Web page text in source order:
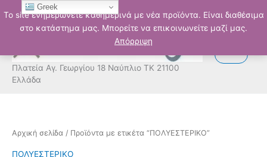
Το site ενημερώνετε καθημερινά με νέα προϊόντα. Είναι διαθέσιμα
στο κατάστημα μας. Μπορείτε να επικοινωνείτε μαζί μας.
Απόρριψη
Μετάβαση
στο
περιεχόμενο
Πλατεία Αγ. Γεωργίου 18 Ναύπλιο ΤΚ 21100
Ελλάδα
Αρχική σελίδα / Προϊόντα με ετικέτα “ΠΟΛΥΕΣΤΕΡΙΚΟ”
ΠΟΛΥΕΣΤΕΡΙΚΟ
Sorted
by
Greek